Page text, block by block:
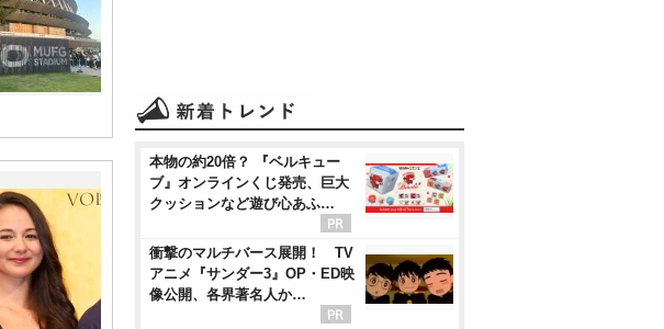
本物の約20倍？ 『ベルキュー
ブ』オンラインくじ発売、巨大
クッションなど遊び心あふ…
衝撃のマルチバース展開！ TV
アニメ『サンダー3』OP・ED映
像公開、各界著名人か…